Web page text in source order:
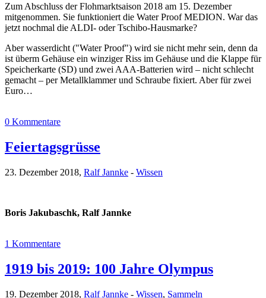
Zum Abschluss der Flohmarktsaison 2018 am 15. Dezember
mitgenommen. Sie funktioniert die Water Proof MEDION. War das
jetzt nochmal die ALDI- oder Tschibo-Hausmarke?
Aber wasserdicht ("Water Proof") wird sie nicht mehr sein, denn da
ist überm Gehäuse ein winziger Riss im Gehäuse und die Klappe für
Speicherkarte (SD) und zwei AAA-Batterien wird – nicht schlecht
gemacht – per Metallklammer und Schraube fixiert. Aber für zwei
Euro…
0 Kommentare
Feiertagsgrüsse
23. Dezember 2018, Ralf Jannke - Wissen
Boris Jakubaschk, Ralf Jannke
1 Kommentare
1919 bis 2019: 100 Jahre Olympus
19. Dezember 2018, Ralf Jannke - Wissen, Sammeln